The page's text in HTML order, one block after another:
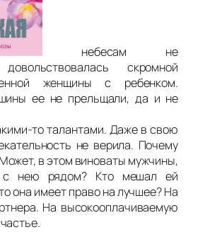
небесам не
скромной
женщины с ребенком.
ее не прельщали, да и не
то талантами. Даже в свою
не верила. Почему
в этом виноваты мужчины,
с нею рядом? Кто мешал ей
она имеет право на лучшее? На
На высокооплачиваемую